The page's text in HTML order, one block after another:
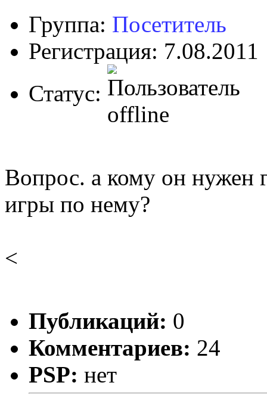
Группа: Посетитель
Регистрация: 7.08.2011
Статус:
Вопрос. а кому он нужен
игры по нему?
<
Публикаций: 0
Комментариев: 24
PSP: нет